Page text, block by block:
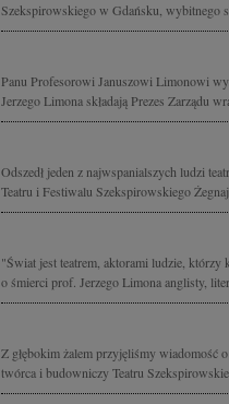
Szekspirowskiego w Gdańsku, wybitnego
Panu Profesorowi Januszowi Limonowi
Jerzego Limona składają Prezes Zarządu
Odszedł jeden z najwspanialszych ludzi
Teatru i Festiwalu Szekspirowskiego
"Świat jest teatrem, aktorami ludzie,
o śmierci prof. Jerzego Limona anglisty,
Z głębokim żalem przyjęliśmy wiadomość
twórca i budowniczy Teatru